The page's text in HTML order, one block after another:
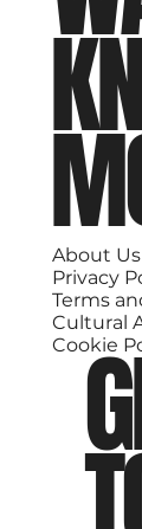
About Us
Privacy
Terms
Cultural
Cookie